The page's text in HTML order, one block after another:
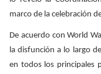
marco de la celebración
De acuerdo con World
la disfunción a lo largo
en todos los principales